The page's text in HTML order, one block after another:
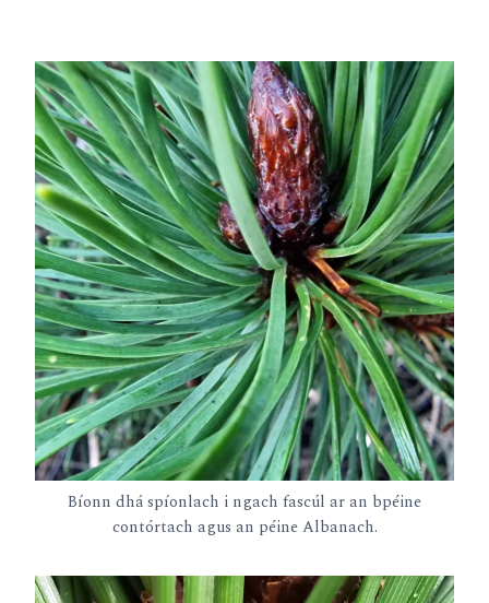
Bíonn dhá spíonlach i ngach fascúl ar an bpéine
contórtach agus an péine Albanach.